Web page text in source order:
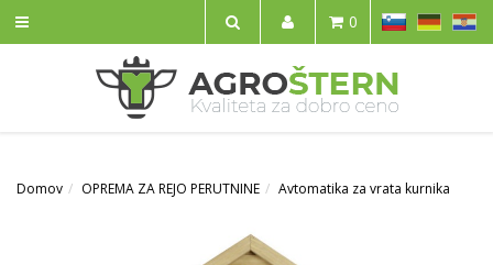
IŠČI
SL HR
0
Domov OPREMA ZA REJO PERUTNINE Avtomatika za vrata kurnika